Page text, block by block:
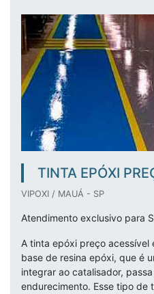
TINTA EPÓXI
VIPOXI / MAUÁ - SP
Atendimento exclusivo para
A tinta epóxi preço acessível
base de resina epóxi, que é
integrar ao catalisador,
endurecimento. Esse tipo de